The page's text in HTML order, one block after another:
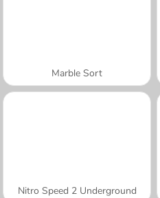
Marble Sort
Nitro Speed 2 Underground